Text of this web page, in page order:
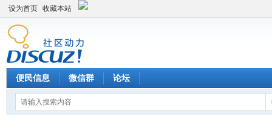
设为首页 收藏本站
便民信息 微信群 论坛